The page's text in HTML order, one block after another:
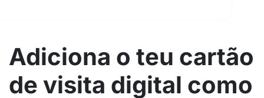
Adiciona o teu cartão
de visita digital como